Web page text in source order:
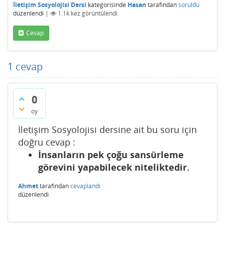
İletişim Sosyolojisi Dersi kategorisinde Hasan tarafındansoruldu
düzenlendi | 1.1k kez görüntülendi
Cevap
1 cevap
0
oy
İletişim Sosyolojisi dersine ait bu soru için
doğru cevap :
İnsanların pek çoğu sansürleme
görevini yapabilecek niteliktedir.
Ahmettarafındancevaplandı
düzenlendi